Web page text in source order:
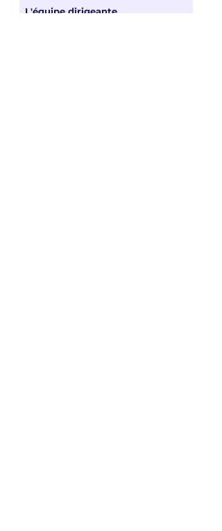
L'équipe dirigeante